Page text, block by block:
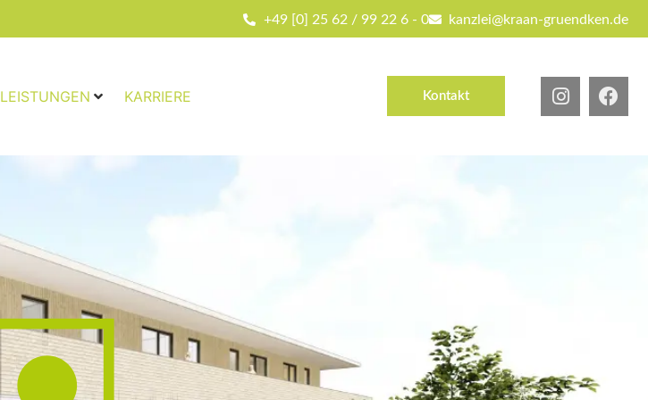
+49 [0] 25 62 / 99 22 6 - 0 kanzlei@kraan-gruendken.de
LEISTUNGEN KARRIERE Kontakt